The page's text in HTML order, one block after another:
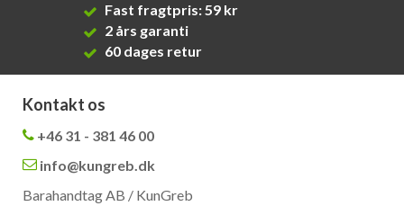
Fast fragtpris: 59 kr
2 års garanti
60 dages retur
Kontakt os
+46 31 - 381 46 00
info@kungreb.dk
Barahandtag AB / KunGreb